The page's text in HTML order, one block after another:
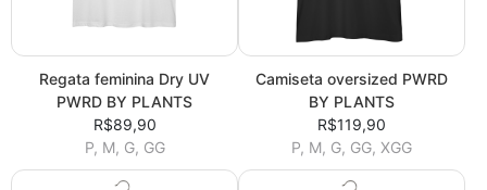
Regata feminina Dry UV
PWRD BY PLANTS
R$89,90
P, M, G, GG
Camiseta oversized PWRD
BY PLANTS
R$119,90
P, M, G, GG, XGG